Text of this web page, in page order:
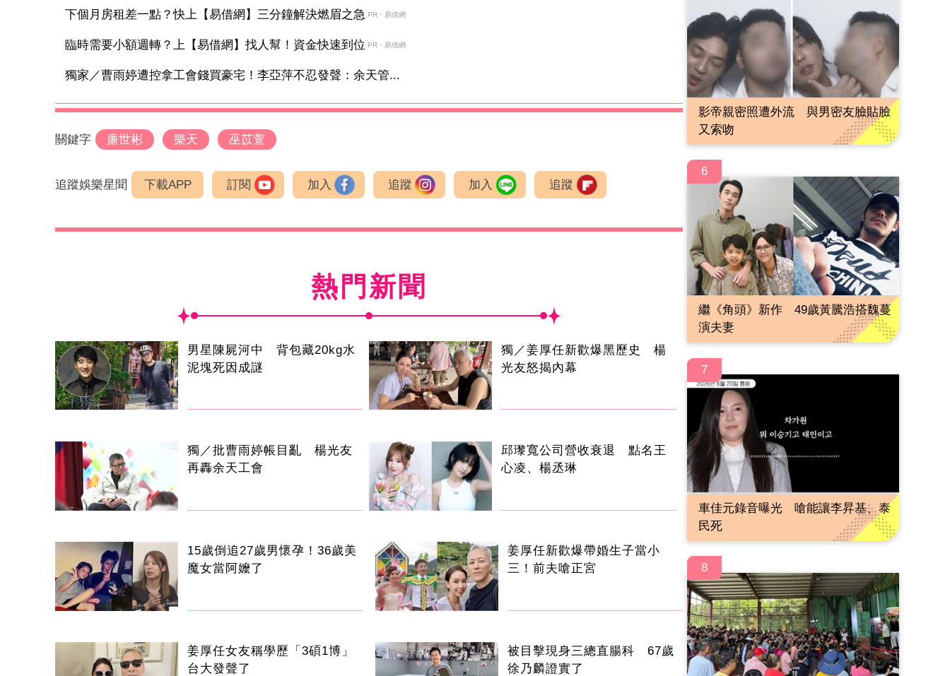
下個月房租差一點？快上【易借網】三分鐘解決燃眉之急 PR・易借網
臨時需要小額週轉？上【易借網】找人幫！資金快速到位 PR・易借網
獨家／曹雨婷遭控拿工會錢買豪宅！李亞萍不忍發聲：余天管...
關鍵字 廉世彬 樂天 巫苡萱
追蹤娛樂星聞 下載APP 訂閱 加入 追蹤 加入 追蹤
熱門新聞
男星陳屍河中 背包藏20kg水
泥塊死因成謎
獨／姜厚任新歡爆黑歷史 楊
光友怒揭內幕
獨／批曹雨婷帳目亂 楊光友
再轟余天工會
邱瓈寬公司營收衰退 點名王
心凌、楊丞琳
15歲倒追27歲男懷孕！36歲美
魔女當阿嬤了
姜厚任新歡爆帶婚生子當小
三！前夫嗆正宮
姜厚任女友稱學歷「3碩1博」
台大發聲了
被目擊現身三總直腸科 67歲
徐乃麟證實了
影帝親密照遭外流 與男密友臉貼臉
又索吻
6
繼《角頭》新作 49歲黃騰浩搭魏蔓
演夫妻
7
車佳元錄音曝光 嗆能讓李昇基、泰
民死
8